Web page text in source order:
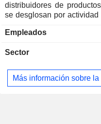
República Checa
Bélgica
España
Arabia Saudí
distribuidores de
se desglosan por actividad de
empresas de la industria
manera: Estados Unidos
Empleados
Sector
Más información sobre la